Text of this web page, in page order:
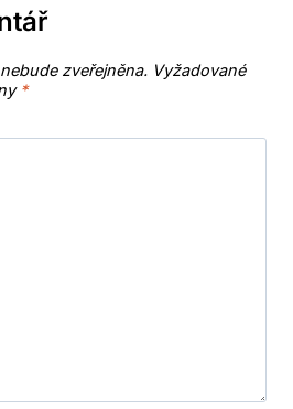
zveřejněna. Vyžadované
*